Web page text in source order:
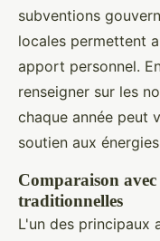
subventions
locales permettent
apport personnel.
renseigner sur les
chaque année peut
soutien aux
Comparaison
traditionnelles
L'un des principaux